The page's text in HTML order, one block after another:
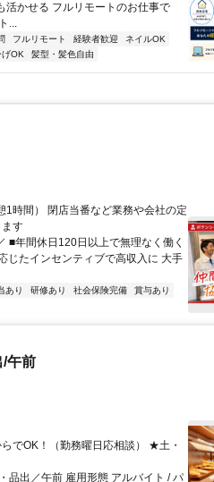
活かせる フルリモートのお仕事で
...
フルリモート 経験者歓迎
ネイルOK
げOK 髪型・髪色自由
時間） 閉店当番など業務や会社の定
す
■年間休日120日以上で無理なく働く
じたインセンティブで高収入に 大手
あり 研修あり 社会保険完備
賞与あり
/午前
でOK！（勤務曜日応相談） ★土・
品出／午前 雇用形態 アルバイト / パ